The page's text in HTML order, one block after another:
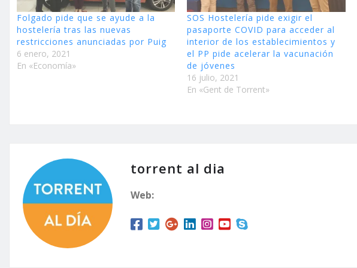
Folgado pide que se ayude a la
hostelería tras las nuevas
restricciones anunciadas por Puig
6 enero, 2021
En «Economía»
SOS Hostelería pide exigir el
pasaporte COVID para acceder al
interior de los establecimientos y
el PP pide acelerar la vacunación
de jóvenes
16 julio, 2021
En «Gent de Torrent»
torrent al dia
Web: